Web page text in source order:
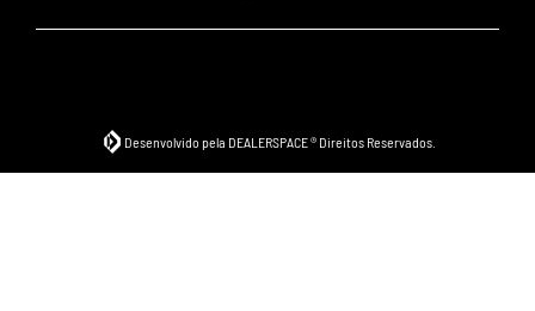
Desenvolvido pela DEALERSPACE ® Direitos Reservados.